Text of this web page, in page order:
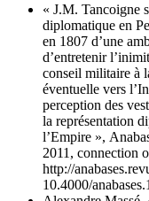
« J.M. Tancoigne
diplomatique en
en 1807 d’une
d’entretenir
conseil militaire à
éventuelle vers
perception des
la représentation
l’Empire »,
2011, connection
http://
10.4000/